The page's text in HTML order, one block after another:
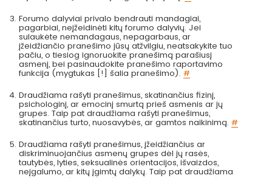
Forumo dalyviai privalo bendrauti mandagiai,
pagarbiai, neįžeidinėti kitų forumo dalyvių. Jei
sulaukėte nemandagaus, nepagarbaus, ar
įžeidžiančio pranešimo jūsų atžvilgiu, neatsakykite tuo
pačiu, o tiesiog ignoruokite pranešimą parašiusį
asmenį, bei pasinaudokite pranešimo raportavimo
funkcija (mygtukas [!] šalia pranešimo).#
Draudžiama rašyti pranešimus, skatinančius fizinį,
psichologinį, ar emocinį smurtą prieš asmenis ar jų
grupes. Taip pat draudžiama rašyti pranešimus,
skatinančius turto, nuosavybės, ar gamtos naikinimą.#
Draudžiama rašyti pranešimus, įžeidžiančius ar
diskriminuojančius asmenų grupes dėl jų rasės,
tautybės, lyties, seksualinės orientacijos, išvaizdos,
neįgalumo, ar kitų įgimtų dalykų. Taip pat draudžiama